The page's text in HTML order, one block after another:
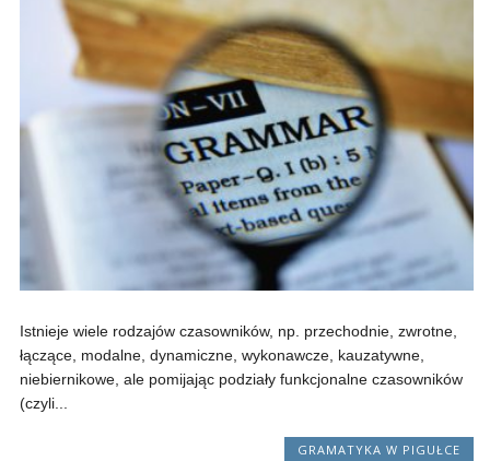
Istnieje wiele rodzajów czasowników, np. przechodnie, zwrotne,
łączące, modalne, dynamiczne, wykonawcze, kauzatywne,
niebiernikowe, ale pomijając podziały funkcjonalne czasowników
(czyli...
GRAMATYKA W PIGUŁCE